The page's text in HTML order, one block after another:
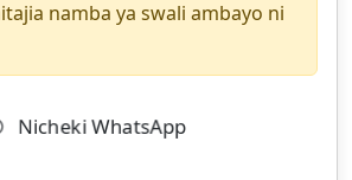
namba ya swali ambayo ni
Nicheki WhatsApp